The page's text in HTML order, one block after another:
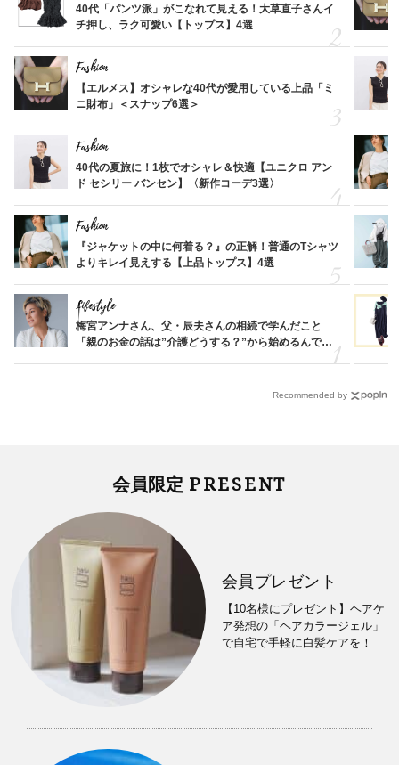
40代「パンツ派」がこなれて見える！大草直子さんイ
チ押し、ラク可愛い【トップス】4選
Fashion
【エルメス】オシャレな40代が愛用している上品「ミ
ニ財布」＜スナップ6選＞
Fashion
40代の夏旅に！1枚でオシャレ＆快適【ユニクロ アン
ド セシリー バンセン】〈新作コーデ3選〉
Fashion
『ジャケットの中に何着る？』の正解！普通のTシャツ
よりキレイ見えする【上品トップス】4選
Lifestyle
梅宮アンナさん、父・辰夫さんの相続で学んだこと
「親のお金の話は”介護どうする？”から始めるんで
Recommended by
会員限定 PRESENT
会員プレゼント
【10名様にプレゼント】ヘアケ
ア発想の「ヘアカラージェル」
で自宅で手軽に白髪ケアを！